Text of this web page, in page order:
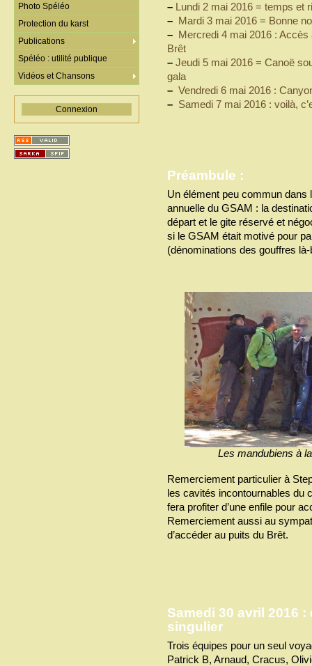
– Lundi 2 mai 2016 = temps et
– Mardi 3 mai 2016 = Bonne
– Mercredi 4 mai 2016 :
Brêt
– Jeudi 5 mai 2016 = Canoë
gala
– Vendredi 6 mai 2016 :
– Samedi 7 mai 2016 : voilà,
Préambule :
Un élément peu commun dans
annuelle du GSAM : la
départ et le gite réservé et
si le GSAM était motivé pour
(dénominations des gouffres
Les mandubiens à
Remerciement particulier à
les cavités incontournables du
fera profiter d’une enfile pour
Remerciement aussi au
d’accéder au puits du Brêt.
Samedi 30 avril 2016
singulier
Trois équipes pour un seul
Patrick B, Arnaud, Cracus,
Photo Spéléo
Protection du karst
Publications
Spéléo : utilité publique
Vidéos et Chansons
Connexion